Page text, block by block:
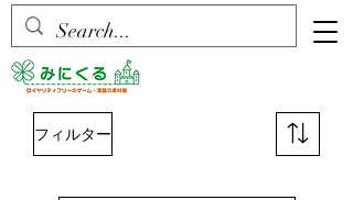
フィルター